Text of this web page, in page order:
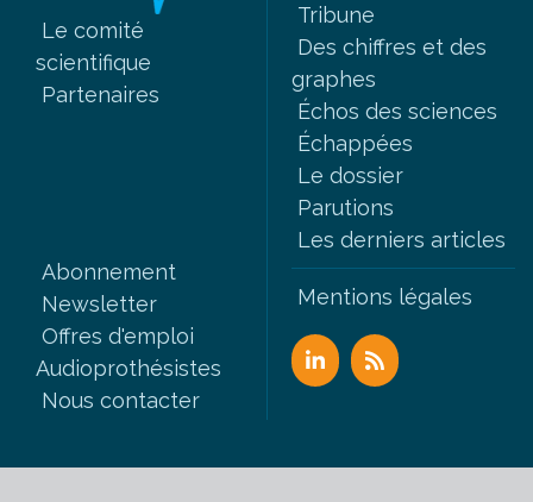
Le comité
scientifique
Partenaires
Tribune
Des chiffres et des
graphes
Échos des sciences
Échappées
Le dossier
Parutions
Les derniers articles
Abonnement
Newsletter
Offres d'emploi
Audioprothésistes
Nous contacter
Mentions légales